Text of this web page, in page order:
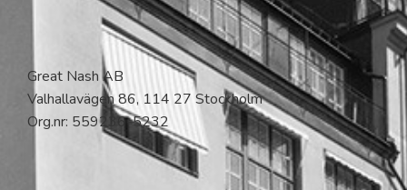
Great Nash AB
Valhallavägen 86, 114 27 Stockholm
Org.nr: 559236-5232